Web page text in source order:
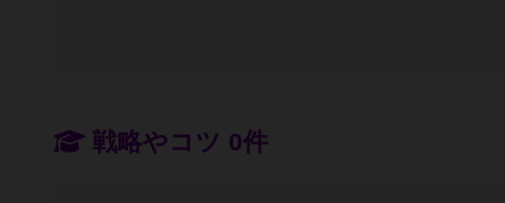
戦略やコツ 0件